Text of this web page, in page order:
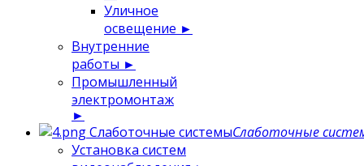
Уличное
освещение ►
Внутренние
работы ►
Промышленный
электромонтаж
►
Слаботочные системыСлаботочные
Установка систем